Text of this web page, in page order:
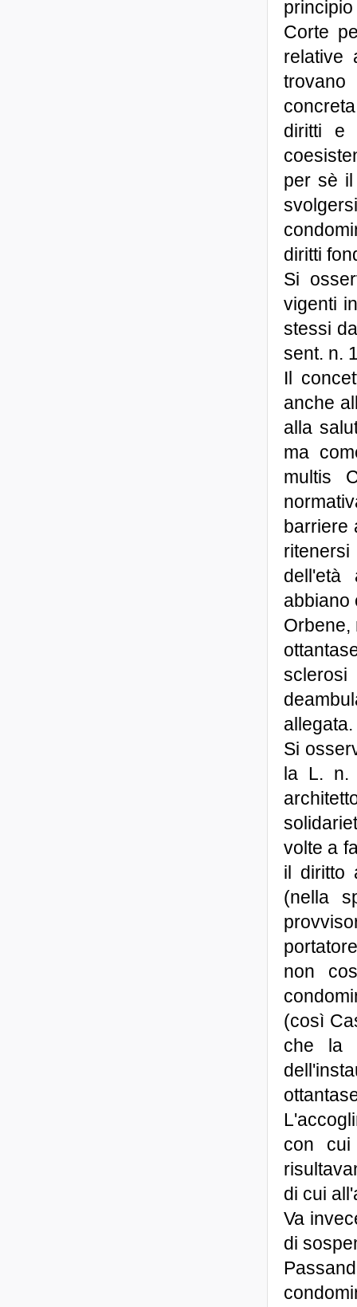
Corte
relative
diritti e
per sè il
diritti
Si
vigenti
stessi
sent. n.
Il
anche
alla
ma
multis
barriere
dell'età
abbiano
Orbene,
sclerosi
allegata.
Si
la L. n.
volte a
il diritto
(nella
non
(così
che la
con
di cui
Va
di